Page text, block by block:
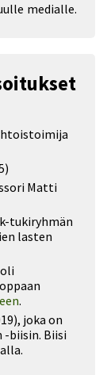
medialle.
Matti
tukiryhmän
lasten
.
joka on
biisin. Biisi